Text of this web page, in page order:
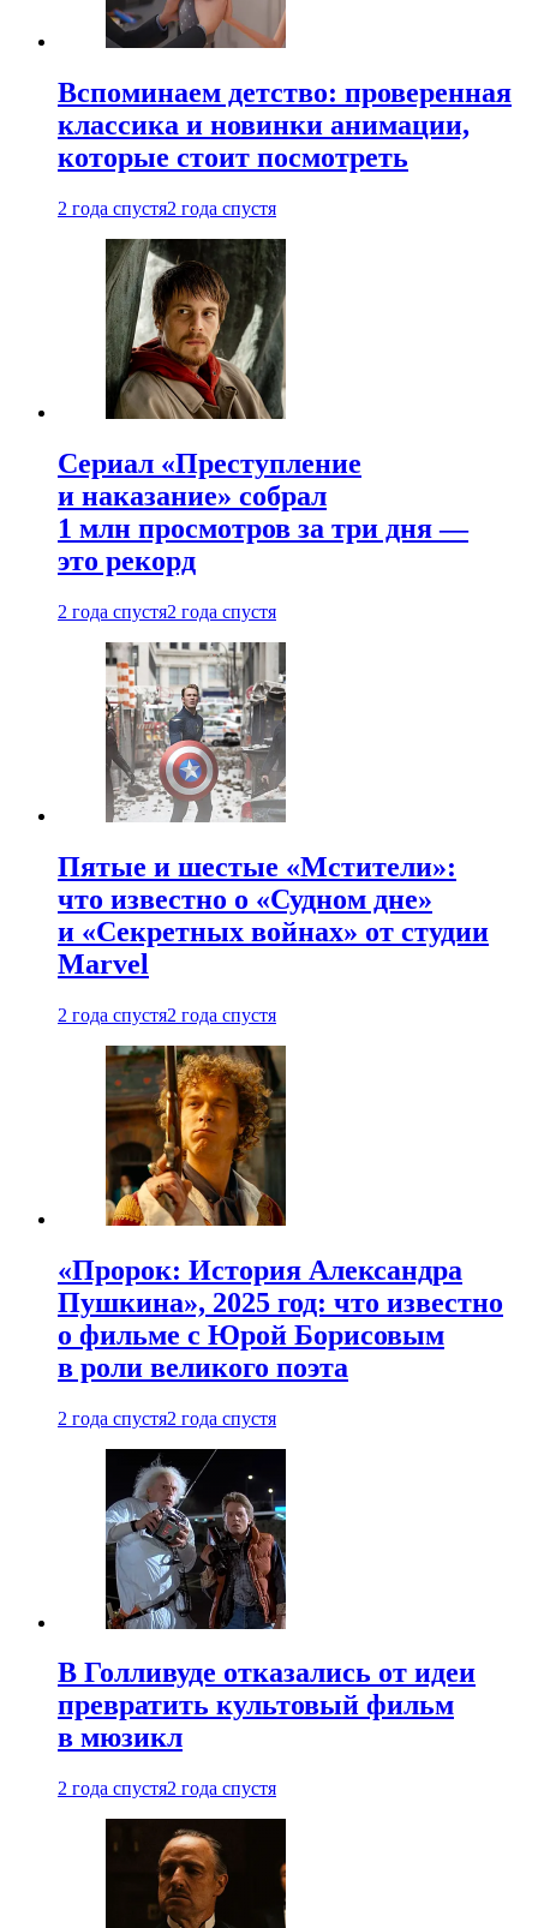
Вспоминаем детство: проверенная
классика и новинки анимации,
которые стоит посмотреть
2 года спустя2 года спустя
Сериал «Преступление
и наказание» собрал
1 млн просмотров за три дня —
это рекорд
2 года спустя2 года спустя
Пятые и шестые «Мстители»:
что известно о «Судном дне»
и «Секретных войнах» от студии
Marvel
2 года спустя2 года спустя
«Пророк: История Александра
Пушкина», 2025 год: что известно
о фильме с Юрой Борисовым
в роли великого поэта
2 года спустя2 года спустя
В Голливуде отказались от идеи
превратить культовый фильм
в мюзикл
2 года спустя2 года спустя